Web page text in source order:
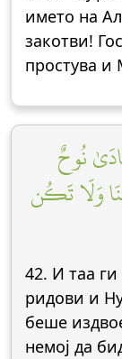
името на
закотви!
простува и
نُوحٌ
وَلَا تَكُن
42. И таа
ридови и
беше
немој да